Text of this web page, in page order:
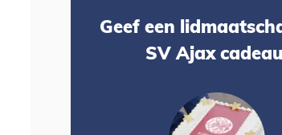
Geef een
SV Ajax